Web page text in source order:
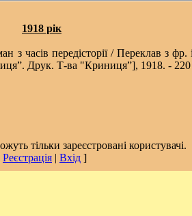
1918 рік
з часів пеpедістоpії / Пеpеклав з
Друк. Т-ва "Кpиниця”], 1918. - 220
тільки зареєстровані користувачі.
Реєстрація | Вхід ]